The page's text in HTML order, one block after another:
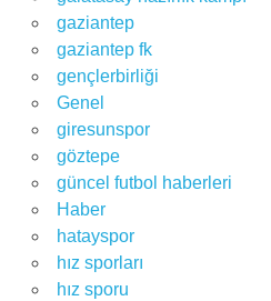
gaziantep
gaziantep fk
gençlerbirliği
Genel
giresunspor
göztepe
güncel futbol haberleri
Haber
hatayspor
hız sporları
hız sporu